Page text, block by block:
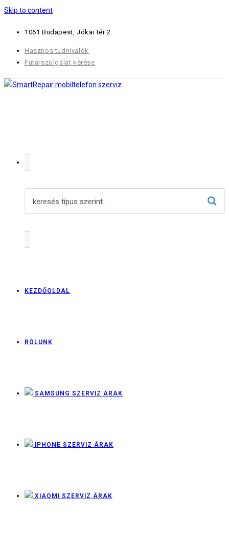
Skip to content
1061 Budapest, Jókai tér 2.
Hasznos tudnivalók
Futárszolgálat kérése
KEZDŐOLDAL
RÓLUNK
SAMSUNG SZERVIZ ÁRAK
IPHONE SZERVIZ ÁRAK
XIAOMI SZERVIZ ÁRAK